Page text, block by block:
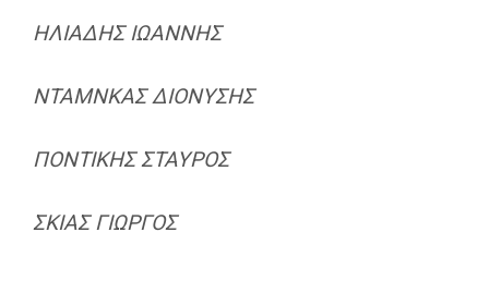
ΗΛΙΑΔΗΣ ΙΩΑΝΝΗΣ
ΝΤΑΜΝΚΑΣ ΔΙΟΝΥΣΗΣ
ΠΟΝΤΙΚΗΣ ΣΤΑΥΡΟΣ
ΣΚΙΑΣ ΓΙΩΡΓΟΣ